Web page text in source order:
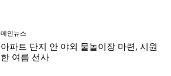
메인뉴스
아파트 단지 안 야외 물놀이장 마련, 시원
한 여름 선사